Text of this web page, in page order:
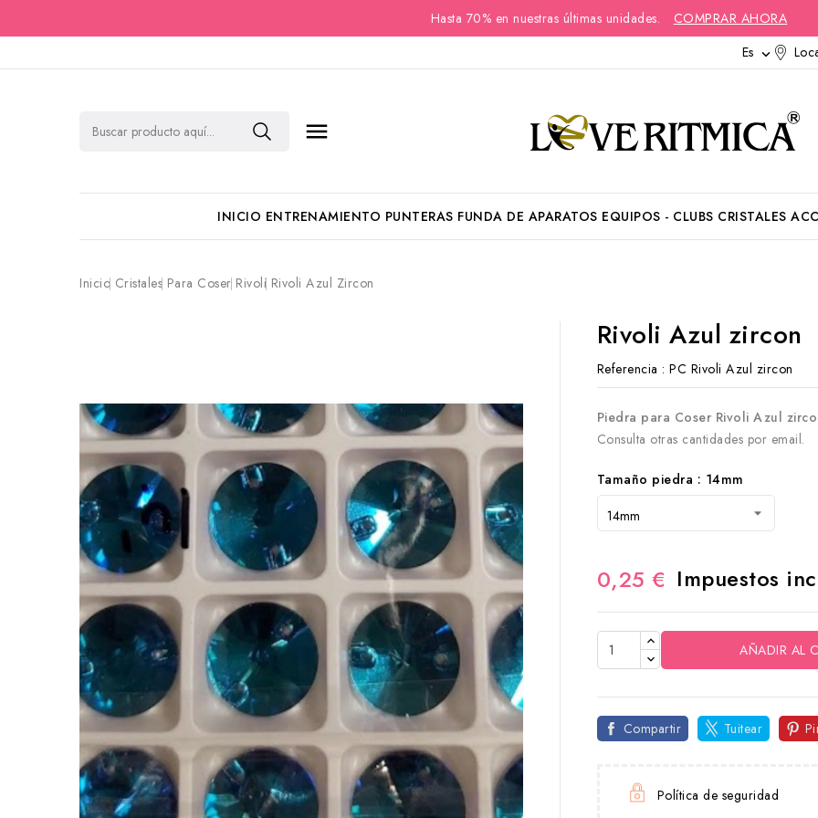
Hasta 70% en nuestras últimas unidades.
COMPRAR AHORA
Es 

INICIO ENTRENAMIENTO PUNTERAS FUNDA DE APARATOS EQUIPOS - CLUBS CRISTALES
Inicio Cristales Para Coser Rivoli Rivoli Azul Zircon
Rivoli Azul zircon
Referencia : PC Rivoli Azul zircon
Piedra para Coser Rivoli Azul
Consulta otras cantidades por email.
Tamaño piedra : 14mm
0,25 € Impuestos
AÑADIR AL
Compartir Tuitear
Política de seguridad